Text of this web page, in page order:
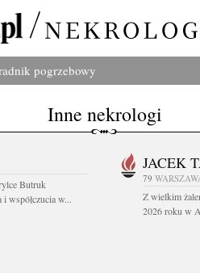
pogrzebowy
Inne nekrologi
Butruk
współczucia w...
JACEK
79
Z wielkim
2026 roku w